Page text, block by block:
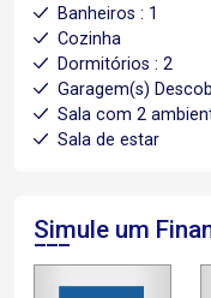
Banheiros : 1
Cozinha
Dormitórios : 2
Garagem(s)
Sala com 2
Sala de estar
Simule um